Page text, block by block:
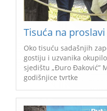
Tisuća na
Oko tisuću sadašnjih
gostiju i uzvanika
sjedištu „Đuro Đaković”
godišnjice tvrtke